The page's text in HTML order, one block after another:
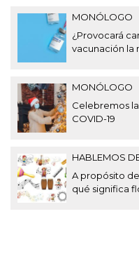
MONÓLOGO
¿Provocará
vacunación la
MONÓLOGO
Celebremos
COVID-19
HABLEMOS
A propósito
qué significa